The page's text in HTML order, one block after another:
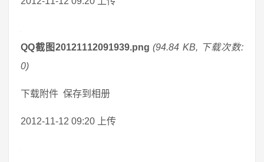
QQ截图20121112091939.png (94.84 KB, 下载次数:
0)
下载附件 保存到相册
2012-11-12 09:20 上传